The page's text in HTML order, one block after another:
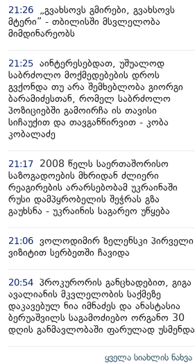
21:26
„გვახსოვს გმირები, გვახსოვს
მტერი” - თბილისში მსვლელობა
მიმდინარეობს
21:25 აინტერესებდათ, უშუალოდ
საბრძოლო მოქმედებების დროს
გვქონდა თუ არა შემხებლობა გიორგი
ბარამიძესთან, რომელ საბრძოლო
პოზიციებში გამოირჩა ის თავისი
სიჩაუქით და თავგანწირვით - კობა
კობალაძე
21:17
2008 წელს საერთაშორისო
საზოგადოების მხრიდან ძლიერი
რეაგირების არარსებობამ უკრაინაში
რუსი დამპყრობელის შეჭრას გზა
გაუხსნა - უკრაინის საგარეო უწყება
21:06 ვოლოდიმირ ზელენსკი პირველი
ვიზიტით სერბეთში ჩავიდა
20:54 პროკურორის განცხადებით, გიგა
ავალიანის მკვლელობის საქმეზე
დაკავებულ ნია იმნაძეს და ანასტასია
ბერუაშვილს საგამოძიებო ორგანო 30
დღის განმავლობაში ფარულად უსმენდა
ყველა სიახლის ნახვა